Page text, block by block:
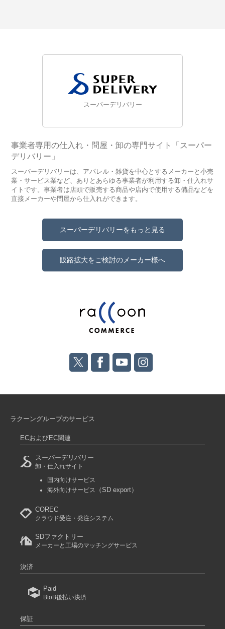
スーパーデリバリー
事業者専用の仕入れ・問屋・卸の専門サイト「スーパー
デリバリー」
スーパーデリバリーは、アパレル・雑貨を中心とするメーカーと小売
業・サービス業など、ありとあらゆる事業者が利用する卸・仕入れサ
イトです。事業者は店頭で販売する商品や店内で使用する備品などを
直接メーカーや問屋から仕入れができます。
スーパーデリバリーをもっと見る
販路拡大をご検討のメーカー様へ
ラクーングループのサービス
ECおよびEC関連
スーパーデリバリー
卸・仕入れサイト
国内向けサービス
海外向けサービス
（SD export）
COREC
クラウド受注・発注システム
SDファクトリー
メーカーと工場のマッチングサービス
決済
Paid
BtoB後払い決済
保証